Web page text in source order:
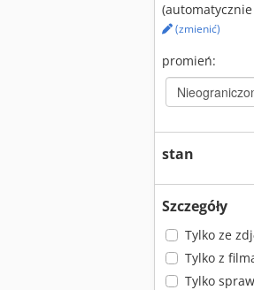
(zmienić)
promień:
stan
Szczegóły
Tylko ze
Tylko z
Tylko